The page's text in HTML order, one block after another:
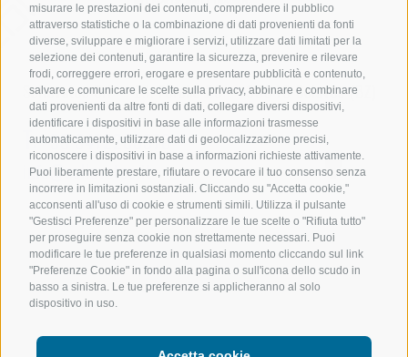
misurare le prestazioni dei contenuti, comprendere il pubblico
attraverso statistiche o la combinazione di dati provenienti da fonti
diverse, sviluppare e migliorare i servizi, utilizzare dati limitati per la
selezione dei contenuti, garantire la sicurezza, prevenire e rilevare
frodi, correggere errori, erogare e presentare pubblicità e contenuto,
salvare e comunicare le scelte sulla privacy, abbinare e combinare
dati provenienti da altre fonti di dati, collegare diversi dispositivi,
identificare i dispositivi in base alle informazioni trasmesse
automaticamente, utilizzare dati di geolocalizzazione precisi,
riconoscere i dispositivi in base a informazioni richieste attivamente.
Puoi liberamente prestare, rifiutare o revocare il tuo consenso senza
incorrere in limitazioni sostanziali. Cliccando su "Accetta cookie,"
acconsenti all'uso di cookie e strumenti simili. Utilizza il pulsante
"Gestisci Preferenze" per personalizzare le tue scelte o "Rifiuta tutto"
per proseguire senza cookie non strettamente necessari. Puoi
modificare le tue preferenze in qualsiasi momento cliccando sul link
"Preferenze Cookie" in fondo alla pagina o sull'icona dello scudo in
basso a sinistra. Le tue preferenze si applicheranno al solo
dispositivo in uso.
Sollevatec Srl• Z.I. Förche 20 • 39040Sciaves(BZ)
T:+39 0472268370
info@sollevatec.it
Credits CGV Mappa del sito
Newsletter
Cookie Policy
Privacy